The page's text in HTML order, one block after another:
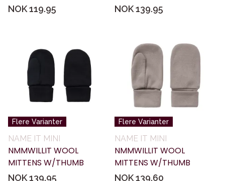
NOK 119.95 NOK 139.95
Flere Varianter
NAME IT MINI
NMMWILLIT WOOL
MITTENS W/THUMB
NOK 139.95
Flere Varianter
NAME IT MINI
NMMWILLIT WOOL
MITTENS W/THUMB
NOK 139.60